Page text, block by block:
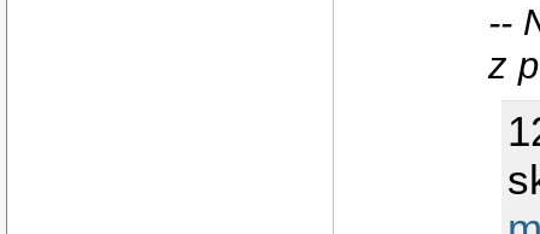
--
z